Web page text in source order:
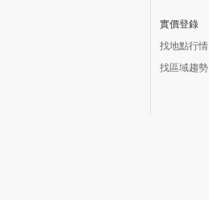
實價登錄
找地點行情
找區域趨勢